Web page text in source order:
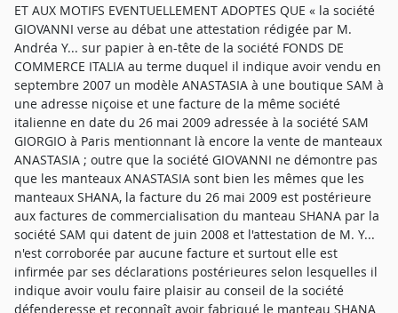
ET AUX MOTIFS EVENTUELLEMENT ADOPTES QUE « la société
GIOVANNI verse au débat une attestation rédigée par M.
Andréa Y... sur papier à en-tête de la société FONDS DE
COMMERCE ITALIA au terme duquel il indique avoir vendu en
septembre 2007 un modèle ANASTASIA à une boutique SAM à
une adresse niçoise et une facture de la même société
italienne en date du 26 mai 2009 adressée à la société SAM
GIORGIO à Paris mentionnant là encore la vente de manteaux
ANASTASIA ; outre que la société GIOVANNI ne démontre pas
que les manteaux ANASTASIA sont bien les mêmes que les
manteaux SHANA, la facture du 26 mai 2009 est postérieure
aux factures de commercialisation du manteau SHANA par la
société SAM qui datent de juin 2008 et l'attestation de M. Y...
n'est corroborée par aucune facture et surtout elle est
infirmée par ses déclarations postérieures selon lesquelles il
indique avoir voulu faire plaisir au conseil de la société
défenderesse et reconnaît avoir fabriqué le manteau SHANA